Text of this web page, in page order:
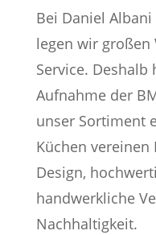
Bei Daniel
legen wir
Service.
Aufnahme der
unser Sortiment
Küchen vereinen
Design,
handwerkliche
Nachhaltigkeit.